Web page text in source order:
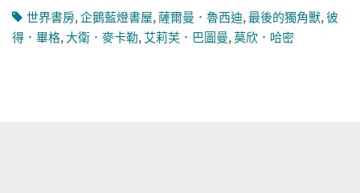
世界書房,企鵝藍燈書屋,薩爾曼．魯西迪,最後的獨角獸,彼
得．畢格,大衛．麥卡勒,艾莉芙．巴圖曼,莫欣．哈密